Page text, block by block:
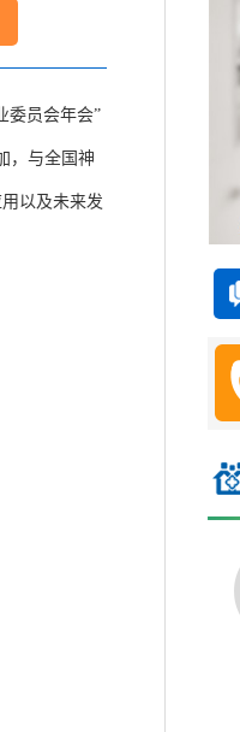
委员会年会”
，与全国神
以及未来发